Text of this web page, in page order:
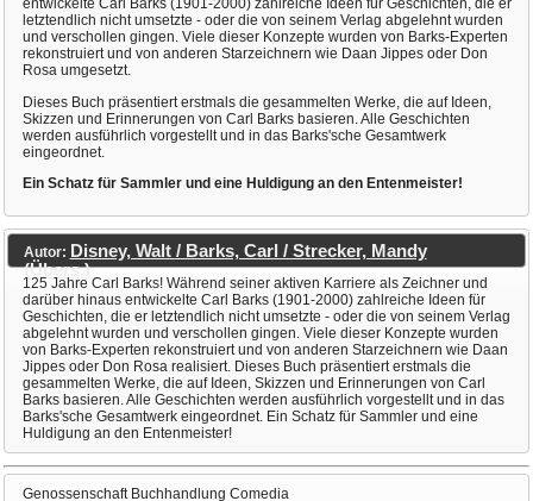
entwickelte Carl Barks (1901-2000) zahlreiche Ideen für Geschichten, die er
letztendlich nicht umsetzte - oder die von seinem Verlag abgelehnt wurden
und verschollen gingen. Viele dieser Konzepte wurden von Barks-Experten
rekonstruiert und von anderen Starzeichnern wie Daan Jippes oder Don
Rosa umgesetzt.
Dieses Buch präsentiert erstmals die gesammelten Werke, die auf Ideen,
Skizzen und Erinnerungen von Carl Barks basieren. Alle Geschichten
werden ausführlich vorgestellt und in das Barks'sche Gesamtwerk
eingeordnet.
Ein Schatz für Sammler und eine Huldigung an den Entenmeister!
Autor: Disney, Walt / Barks, Carl / Strecker, Mandy
(Übers.)
125 Jahre Carl Barks! Während seiner aktiven Karriere als Zeichner und
darüber hinaus entwickelte Carl Barks (1901-2000) zahlreiche Ideen für
Geschichten, die er letztendlich nicht umsetzte - oder die von seinem Verlag
abgelehnt wurden und verschollen gingen. Viele dieser Konzepte wurden
von Barks-Experten rekonstruiert und von anderen Starzeichnern wie Daan
Jippes oder Don Rosa realisiert. Dieses Buch präsentiert erstmals die
gesammelten Werke, die auf Ideen, Skizzen und Erinnerungen von Carl
Barks basieren. Alle Geschichten werden ausführlich vorgestellt und in das
Barks'sche Gesamtwerk eingeordnet. Ein Schatz für Sammler und eine
Huldigung an den Entenmeister!
Genossenschaft Buchhandlung Comedia